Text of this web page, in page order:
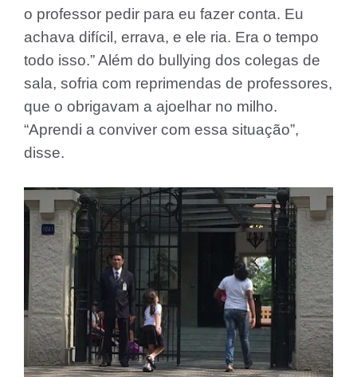
o professor pedir para eu fazer conta. Eu
achava difícil, errava, e ele ria. Era o tempo
todo isso.” Além do bullying dos colegas de
sala, sofria com reprimendas de professores,
que o obrigavam a ajoelhar no milho.
“Aprendi a conviver com essa situação”,
disse.